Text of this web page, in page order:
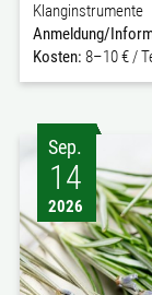
Klanginstrumente
Anmeldung/
Kosten: 8–10 € /
Sep.
14
2026